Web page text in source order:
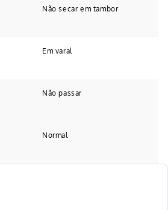
Não secar em tambor
Em varal
Não passar
Normal